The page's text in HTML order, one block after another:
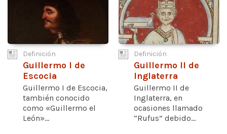
Definición
Guillermo I de
Escocia
Guillermo I de Escocia,
también conocido
como «Guillermo el
León»...
Definición
Guillermo II de
Inglaterra
Guillermo II de
Inglaterra, en
ocasiones llamado
“Rufus” debido...